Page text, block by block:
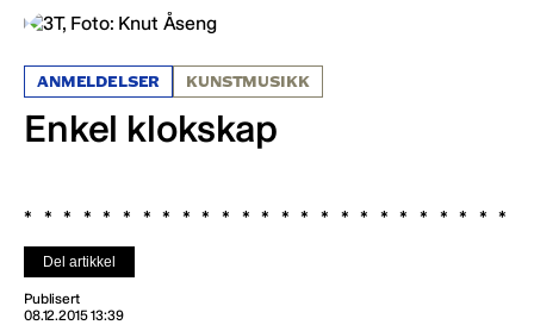
ANMELDELSER KUNSTMUSIKK
Enkel klokskap
Del artikkel
Publisert
08.12.2015 13:39